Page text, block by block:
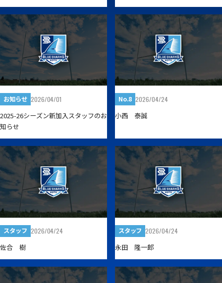
お知らせ 2026/04/01
2025-26シーズン新加入スタッフのお
知らせ
No.8 2026/04/24
小西 泰誠
スタッフ 2026/04/24
佐合 樹
スタッフ 2026/04/24
永田 隆一郎